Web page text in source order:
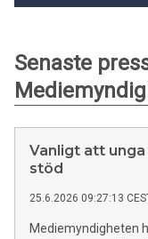
Senaste
Vanligt att
stöd
25.6.2026 09:27:13
Mediemyndigheten